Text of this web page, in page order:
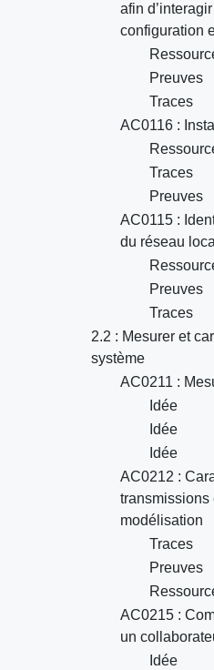
afin
configuration
Preuves
Traces
AC0116 :
Traces
Preuves
AC0115 :
du réseau local
Preuves
Traces
2.2 : Mesurer et
système
AC0211 :
Idée
Idée
Idée
AC0212 :
transmissions
modélisation
Traces
Preuves
AC0215 :
un
Idée